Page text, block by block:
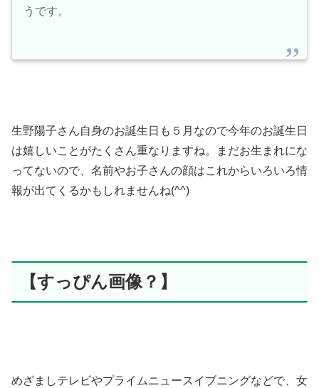
うです。
生野陽子さん自身のお誕生日も５月なので今年のお誕生日
は嬉しいことがたくさん重なりますね。まだお生まれにな
ってないので、名前やお子さんの顔はこれからいろいろ情
報が出てくるかもしれませんね(^^)
【すっぴん画像？】
めざましテレビやプライムニュースイブニングなどで、女